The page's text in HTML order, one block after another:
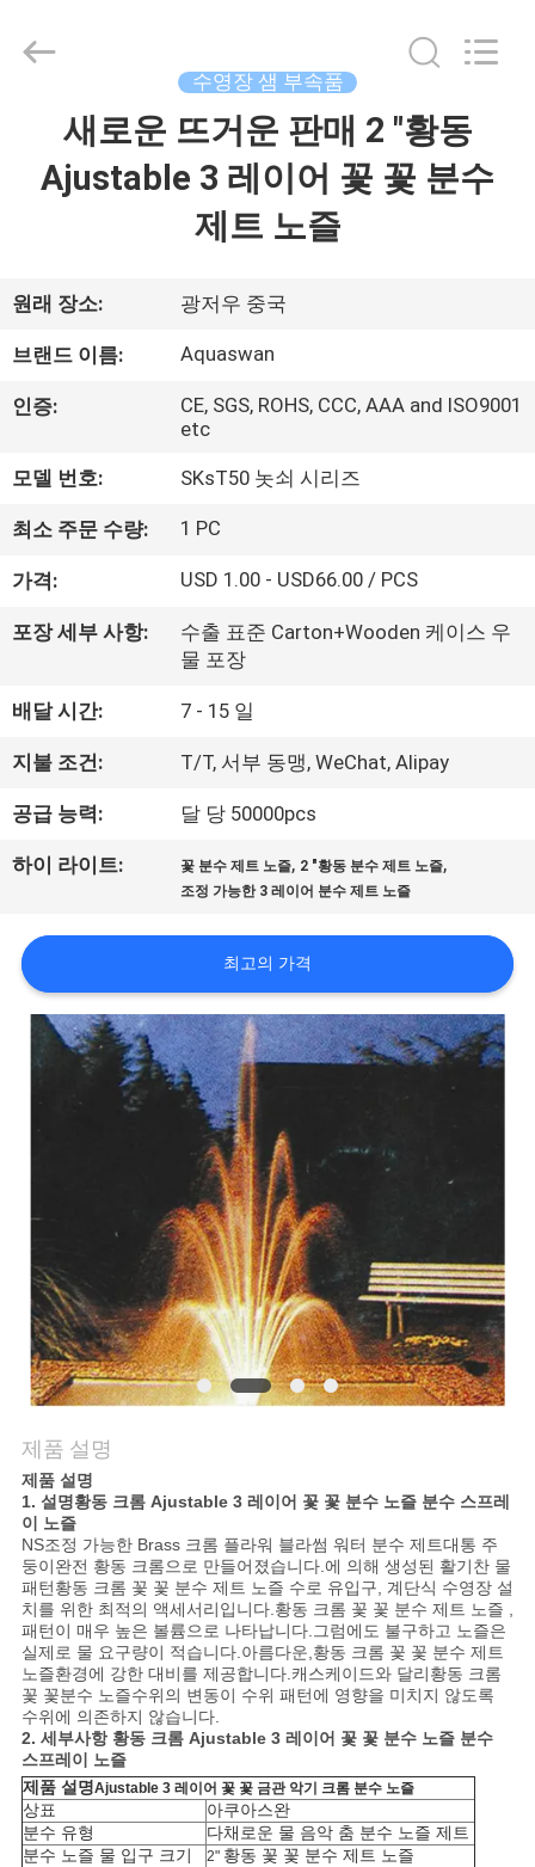
회
사
개
공
장
행
품
질
리
문
회
를
요
청
하
다
NEWS
사
이
트
맵
수영장 샘 부속품
새로운 뜨거운 판매 2 "황동
Ajustable 3 레이어 꽃 꽃 분수
제트 노즐
원래 장소: 광저우 중국
브랜드 이름: Aquaswan
인증:
CE, SGS, ROHS, CCC, AAA and ISO9001
etc
모델 번호: SKsT50 놋쇠 시리즈
최소 주문 수량: 1 PC
가격: USD 1.00 - USD66.00 / PCS
포장 세부 사항:
수출 표준 Carton+Wooden 케이스 우
물 포장
배달 시간: 7 - 15 일
지불 조건: T/T, 서부 동맹, WeChat, Alipay
공급 능력: 달 당 50000pcs
하이 라이트: 꽃 분수 제트 노즐, 2 "황동 분수 제트 노즐,
조정 가능한 3 레이어 분수 제트 노즐
최고의 가격
제품 설명
제품 설명
1. 설명황동 크롬 Ajustable 3 레이어 꽃 꽃 분수 노즐 분수 스프레
이 노즐
NS조정 가능한 Brass 크롬 플라워 블라썸 워터 분수 제트대통 주
둥이완전 황동 크롬으로 만들어졌습니다.에 의해 생성된 활기찬 물
패턴황동 크롬 꽃 꽃 분수 제트 노즐 수로 유입구, 계단식 수영장 설
치를 위한 최적의 액세서리입니다.황동 크롬 꽃 꽃 분수 제트 노즐 ,
패턴이 매우 높은 볼륨으로 나타납니다.그럼에도 불구하고 노즐은
실제로 물 요구량이 적습니다.아름다운,황동 크롬 꽃 꽃 분수 제트
노즐환경에 강한 대비를 제공합니다.캐스케이드와 달리황동 크롬
꽃 꽃분수 노즐수위의 변동이 수위 패턴에 영향을 미치지 않도록
수위에 의존하지 않습니다.
2. 세부사항 황동 크롬 Ajustable 3 레이어 꽃 꽃 분수 노즐 분수
스프레이 노즐
제품 설명Ajustable 3 레이어 꽃 꽃 금관 악기 크롬 분수 노즐
상표
아쿠아스완
분수 유형
다채로운 물 음악 춤 분수 노즐 제트
분수 노즐 물 입구 크기
2" 황동 꽃 꽃 분수 제트 노즐